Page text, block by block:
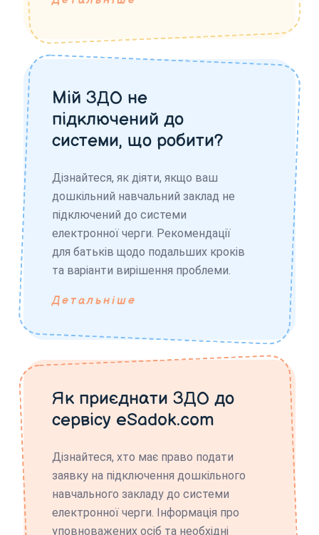
Мій ЗДО не
підключений до
системи, що робити?
Дізнайтеся, як діяти, якщо ваш
дошкільний навчальний заклад не
підключений до системи
електронної черги. Рекомендації
для батьків щодо подальших кроків
та варіанти вирішення проблеми.
Детальніше
Як приєднати ЗДО до
сервісу eSadok.com
Дізнайтеся, хто має право подати
заявку на підключення дошкільного
навчального закладу до системи
електронної черги. Інформація про
уповноважених осіб та необхідні